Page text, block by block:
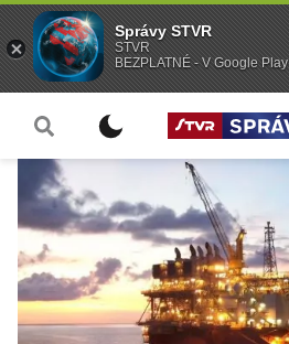
Správy STVR
STVR
BEZPLATNÉ - V Google Play